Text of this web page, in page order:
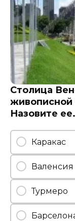
Столица
живописной
Назовите ее.
Каракас
Валенсия
Турмеро